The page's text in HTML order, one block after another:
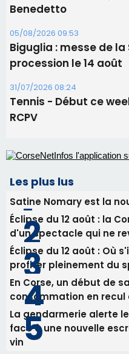
06/08/2026 15:57
Ucciani – Marché des
11 août
06/08/2026 15:25
Corte – L’association
projection sous les
06/08/2026 15:04
Benedetto
05/08/2026 09:53
Biguglia : messe de la
procession le 14 août
31/07/2026 08:24
Tennis - Début ce
RCPV
Les plus lus
Satine Nomary est la